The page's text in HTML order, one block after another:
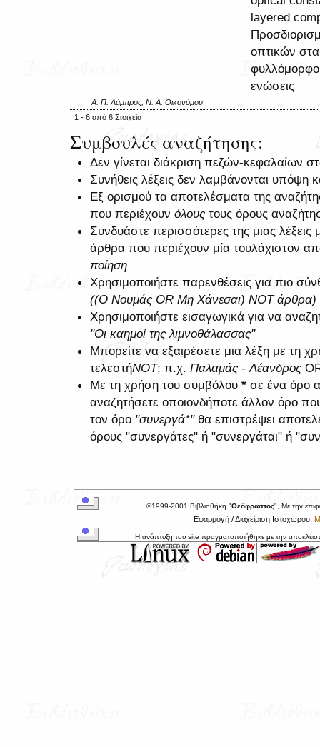
layered
οπτικών
ενώσεις
Α. Π. Λάμπρος, Ν. Α. Οικονόμου
1 - 6 από 6 Στοιχεία
Συμβουλές αναζήτησης:
Δεν γίνεται διάκριση πεζών-κεφαλαίων
Συνήθεις λέξεις δεν λαμβάνονται υπόψη
Εξ ορισμού τα αποτελέσματα της
που περιέχουν όλους τους όρους
Συνδυάστε περισσότερες της μιας λέξεις
άρθρα που περιέχουν μία τουλάχιστον
ποίηση
Χρησιμοποιήστε παρενθέσεις για πιο
((Ο Νουμάς OR Μη Χάνεσαι) NOT άρθρα)
Χρησιμοποιήστε εισαγωγικά για να
"Οι καημοί της λιμνοθάλασσας"
Μπορείτε να εξαιρέσετε μια λέξη με τη
τελεστήNOT; π.χ. Παλαμάς - Λέανδρος
Με τη χρήση του συμβόλου * σε ένα όρο
αναζητήσετε οποιονδήποτε άλλον όρο
τον όρο "συνεργά*"θα επιστρέψει
όρους "συνεργάτες" ή "συνεργάται" ή
©1999-2001 Βιβλιοθήκη "Θεόφραστος", Με την
Εφαρμογή / Διαχείριση Ιστοχώρου:
Η ανάπτυξη του site πραγματοποιήθηκε με την